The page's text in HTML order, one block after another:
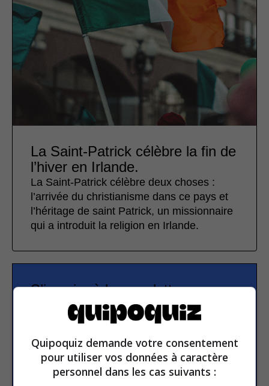
La Saint-Patrick célèbre la fin de
l’hiver en Irlande.
La Saint-Patrick célèbre deux choses :
l’arrivée du christianisme dans ce pays et
l’héritage de saint Patrick, un missionnaire
qui a introduit la religion en Irlande.
S’inscrire à la newsletter
S’INSCRIRE
Quipoquiz demande votre consentement
pour utiliser vos données à caractère
personnel dans les cas suivants :